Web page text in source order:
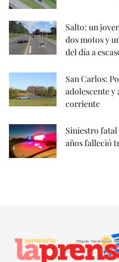
Salto: un
dos motos y
del día a
San Carlos:
adolescente y
corriente
Siniestro fatal
años falleció